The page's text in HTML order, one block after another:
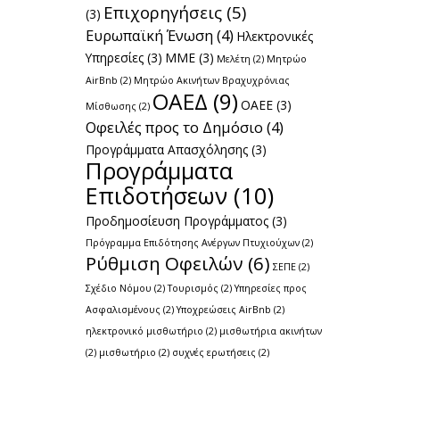
(3) Επιχορηγήσεις(5)
Ευρωπαϊκή Ένωση(4) Ηλεκτρονικές
Υπηρεσίες(3) ΜΜΕ(3) Μελέτη (2) Μητρώο
AirBnb (2) Μητρώο Ακινήτων Βραχυχρόνιας
Μίσθωσης (2) ΟΑΕΔ (9) ΟΑΕΕ(3)
Οφειλές προς το Δημόσιο (4)
Προγράμματα Απασχόλησης(3)
Προγράμματα
Επιδοτήσεων(10)
Προδημοσίευση Προγράμματος(3)
Πρόγραμμα Επιδότησης Ανέργων Πτυχιούχων(2)
Ρύθμιση Οφειλών (6) ΣΕΠΕ(2)
Σχέδιο Νόμου (2) Τουρισμός (2) Υπηρεσίες προς
Ασφαλισμένους (2) Υποχρεώσεις AirBnb (2)
ηλεκτρονικό μισθωτήριο (2) μισθωτήρια ακινήτων
(2) μισθωτήριο (2) συχνές ερωτήσεις (2)